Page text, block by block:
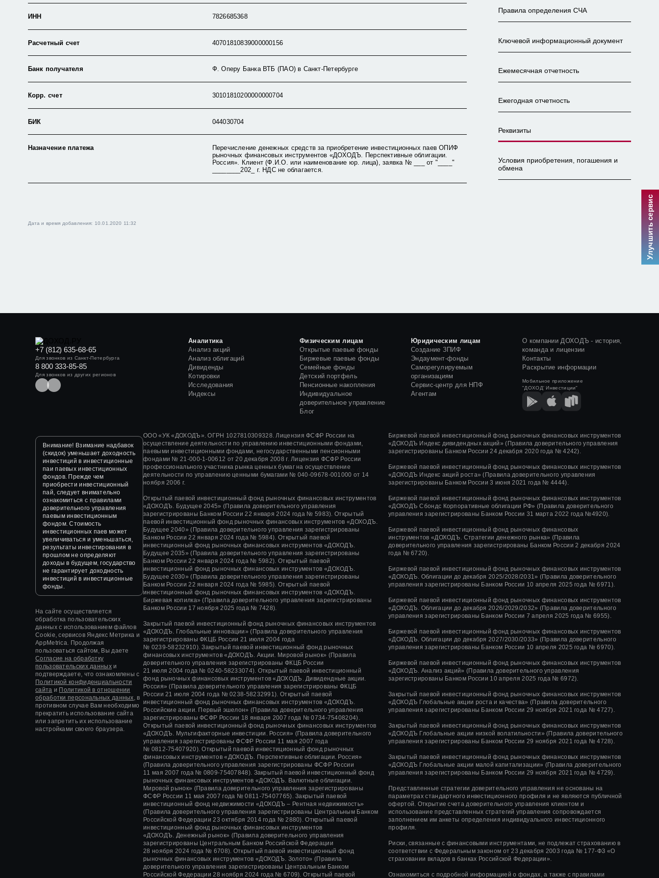
Правила определения СЧА
Ключевой информационный документ
Ежемесячная отчетность
Ежегодная отчетность
Реквизиты
Условия приобретения, погашения и
обмена
ИНН 7826685368
Расчетный счет 40701810839000000156
Банк получателя Ф. Оперу Банка ВТБ (ПАО) в Санкт-Петербурге
Корр. счет 30101810200000000704
БИК 044030704
Назначение платежа
Перечисление денежных средств за приобретение инвестиционных паев ОПИФ
рыночных финансовых инструментов «ДОХОДЪ. Перспективные облигации.
Россия». Клиент (Ф.И.О. или наименование юр. лица), заявка № ___ от "____"
________202_ г. НДС не облагается.
Дата и время добавления: 10.01.2020 11:32 Улучшить сервис
+7 (812) 635-68-65
Для звонков из Санкт-Петербурга
8 800 333-85-85
Для звонков из других регионов
Аналитика
Анализ акций
Анализ облигаций
Дивиденды
Котировки
Исследования
Индексы
Физическим лицам
Открытые паевые фонды
Биржевые паевые фонды
Семейные фонды
Детский портфель
Пенсионные накопления
Индивидуальное
доверительное управление
Блог
Юридическим лицам
Создание ЗПИФ
Эндаумент-фонды
Саморегулируемым
организациям
Сервис-центр для НПФ
Агентам
О компании ДОХОДЪ - история,
команда и лицензии
Контакты
Раскрытие информации
Мобильное приложение
"ДОХОД' Инвестиции"
ООО «УК «ДОХОДЪ». ОГРН 1027810309328. Лицензия ФСФР России на
осуществление деятельности по управлению инвестиционными фондами,
паевыми инвестиционными фондами, негосударственными пенсионными
фондами № 21-000-1-00612 от 20 декабря 2008 г. Лицензия ФСФР России
профессионального участника рынка ценных бумаг на осуществление
деятельности по управлению ценными бумагами № 040-09678-001000 от 14
ноября 2006 г.
Открытый паевой инвестиционный фонд рыночных финансовых инструментов
«ДОХОДЪ. Будущее 2045» (Правила доверительного управления
зарегистрированы Банком России 22 января 2024 года № 5983). Открытый
паевой инвестиционный фонд рыночных финансовых инструментов «ДОХОДЪ.
Будущее 2040» (Правила доверительного управления зарегистрированы
Банком России 22 января 2024 года № 5984). Открытый паевой
инвестиционный фонд рыночных финансовых инструментов «ДОХОДЪ.
Будущее 2035» (Правила доверительного управления зарегистрированы
Банком России 22 января 2024 года № 5982). Открытый паевой
инвестиционный фонд рыночных финансовых инструментов «ДОХОДЪ.
Будущее 2030» (Правила доверительного управления зарегистрированы
Банком России 22 января 2024 года № 5985). Открытый паевой
инвестиционный фонд рыночных финансовых инструментов «ДОХОДЪ.
Биржевая копилка» (Правила доверительного управления зарегистрированы
Банком России 17 ноября 2025 года № 7428).
Закрытый паевой инвестиционный фонд рыночных финансовых инструментов
«ДОХОДЪ. Глобальные инновации» (Правила доверительного управления
зарегистрированы ФКЦБ России 21 июля 2004 года
№ 0239-58232910). Закрытый паевой инвестиционный фонд рыночных
финансовых инструментов «ДОХОДЪ. Акции. Мировой рынок» (Правила
доверительного управления зарегистрированы ФКЦБ России
21 июля 2004 года № 0240-58233074). Открытый паевой инвестиционный
фонд рыночных финансовых инструментов «ДОХОДЪ. Дивидендные акции.
Россия» (Правила доверительного управления зарегистрированы ФКЦБ
России 21 июля 2004 года № 0238-58232991). Открытый паевой
инвестиционный фонд рыночных финансовых инструментов «ДОХОДЪ.
Российские акции. Первый эшелон» (Правила доверительного управления
зарегистрированы ФСФР России 18 января 2007 года № 0734-75408204).
Открытый паевой инвестиционный фонд рыночных финансовых инструментов
«ДОХОДЪ. Мультифакторные инвестиции. Россия» (Правила доверительного
управления зарегистрированы ФСФР России 11 мая 2007 года
№ 0812-75407920). Открытый паевой инвестиционный фонд рыночных
финансовых инструментов «ДОХОДЪ. Перспективные облигации. Россия»
(Правила доверительного управления зарегистрированы ФСФР России
11 мая 2007 года № 0809-75407848). Закрытый паевой инвестиционный фонд
рыночных финансовых инструментов «ДОХОДЪ. Валютные облигации.
Мировой рынок» (Правила доверительного управления зарегистрированы
ФСФР России 11 мая 2007 года № 0811-75407765). Закрытый паевой
инвестиционный фонд недвижимости «ДОХОДЪ – Рентная недвижимость»
(Правила доверительного управления зарегистрированы Центральным Банком
Российской Федерации 23 октября 2014 года № 2880). Открытый паевой
инвестиционный фонд рыночных финансовых инструментов
«ДОХОДЪ. Денежный рынок» (Правила доверительного управления
зарегистрированы Центральным Банком Российской Федерации
28 ноября 2024 года № 6708). Открытый паевой инвестиционный фонд
рыночных финансовых инструментов «ДОХОДЪ. Золото» (Правила
доверительного управления зарегистрированы Центральным Банком
Российской Федерации 28 ноября 2024 года № 6709). Открытый паевой
Биржевой паевой инвестиционный фонд рыночных финансовых инструментов
«ДОХОДЪ Индекс дивидендных акций» (Правила доверительного управления
зарегистрированы Банком России 24 декабря 2020 года № 4242)
Биржевой паевой инвестиционный фонд рыночных финансовых инструментов
«ДОХОДЪ Индекс акций роста» (Правила доверительного управления
зарегистрированы Банком России3 июня 2021 года № 4444).
Биржевой паевой инвестиционный фонд рыночных финансовых инструментов
«ДОХОДЪ Сбондс Корпоративные облигации РФ» (Правила доверительного
управления зарегистрированы Банком России 31 марта 2022 года №4920).
Биржевой паевой инвестиционный фонд рыночных финансовых
инструментов «ДОХОДЪ. Стратегии денежного рынка» (Правила
доверительного управления зарегистрированы Банком России 2 декабря 2024
года № 6720).
Биржевой паевой инвестиционный фонд рыночных финансовых инструментов
«ДОХОДЪ. Облигации до декабря 2025/2028/2031» (Правила доверительного
управления зарегистрированы Банком России 10 апреля 2025 года № 6971).
Биржевой паевой инвестиционный фонд рыночных финансовых инструментов
«ДОХОДЪ. Облигации до декабря 2026/2029/2032» (Правила доверительного
управления зарегистрированы Банком России 7 апреля 2025 года № 6955).
Биржевой паевой инвестиционный фонд рыночных финансовых инструментов
«ДОХОДЪ. Облигации до декабря 2027/2030/2033» (Правила доверительного
управления зарегистрированы Банком России 10 апреля 2025 года № 6970).
Биржевой паевой инвестиционный фонд рыночных финансовых инструментов
«ДОХОДЪ. Анализ акций» (Правила доверительного управления
зарегистрированы Банком России 10 апреля 2025 года № 6972).
Закрытый паевой инвестиционный фонд рыночных финансовых инструментов
«ДОХОДЪ Глобальные акции роста и качества» (Правила доверительного
управления зарегистрированы Банком России 29 ноября 2021 года № 4727).
Закрытый паевой инвестиционный фонд рыночных финансовых инструментов
«ДОХОДЪ Глобальные акции низкой волатильности» (Правила доверительного
управления зарегистрированы Банком России 29 ноября 2021 года № 4728).
Закрытый паевой инвестиционный фонд рыночных финансовых инструментов
«ДОХОДЪ Глобальные акции малой капитализации» (Правила доверительного
управления зарегистрированы Банком России 29 ноября 2021 года № 4729).
Представленные стратегии доверительного управления не основаны на
параметрах стандартного инвестиционного профиля и не являются публичной
офертой. Открытие счета доверительного управления клиентом и
использование представленных стратегий управления сопровождается
заполнением им анкеты определения индивидуального инвестиционного
профиля.
Риски, связанные с финансовыми инструментами, не подлежат страхованию в
соответствии с Федеральным законом от 23 декабря 2003 года № 177-ФЗ «О
страховании вкладов в банках Российской Федерации».
Ознакомиться с подробной информацией о фондах, а также с правилами
Внимание! Взимание надбавок
(скидок) уменьшает доходность
инвестиций в инвестиционные
паи паевых инвестиционных
фондов. Прежде чем
приобрести инвестиционный
пай, следует внимательно
ознакомиться с правилами
доверительного управления
паевым инвестиционным
фондом. Стоимость
инвестиционных паев может
увеличиваться и уменьшаться,
результаты инвестирования в
прошлом не определяют
доходы в будущем, государство
не гарантирует доходность
инвестиций в инвестиционные
фонды.
На сайте осуществляется
обработка пользовательских
данных с использованием файлов
Cookie, сервисов Яндекс Метрика и
AppMetrica. Продолжая
пользоваться сайтом, Вы даете
Согласие на обработку
пользовательских данныхи
подтверждаете, что ознакомлены с
Политикой конфиденциальности
сайта и Политикой в отношении
обработки персональных данных, в
противном случае Вам необходимо
прекратить использование сайта
или запретить их использование
настройками своего браузера.